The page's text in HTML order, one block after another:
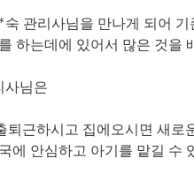
관리사님을 만나게 되어
하는데에 있어서 많은 것을
사님은
퇴근하시고 집에오시면 새
에 안심하고 아기를 맡길 수